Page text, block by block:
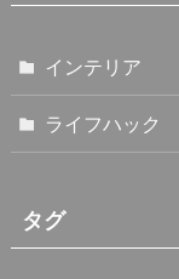
インテリア
ライフハック
タグ